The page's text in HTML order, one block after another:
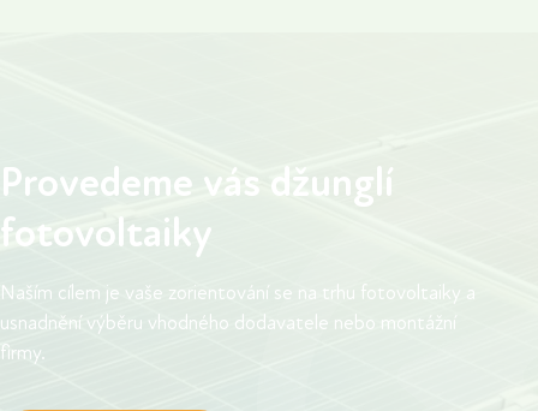
Provedeme vás džunglí
fotovoltaiky
Naším cílem je vaše zorientování se na trhu fotovoltaiky a
usnadnění výběru vhodného dodavatele nebo montážní
firmy.